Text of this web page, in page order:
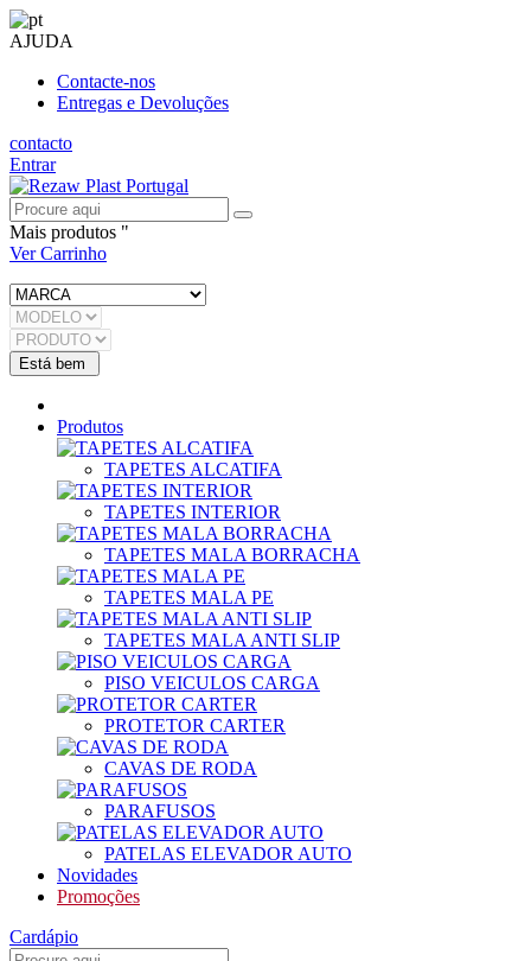
AJUDA
Contacte-nos
Entregas e Devoluções
contacto
Entrar
Mais produtos "
Ver Carrinho
Produtos
TAPETES ALCATIFA
TAPETES INTERIOR
TAPETES MALA BORRACHA
TAPETES MALA PE
TAPETES MALA ANTI SLIP
PISO VEICULOS CARGA
PROTETOR CARTER
CAVAS DE RODA
PARAFUSOS
PATELAS ELEVADOR AUTO
Novidades
Promoções
Cardápio